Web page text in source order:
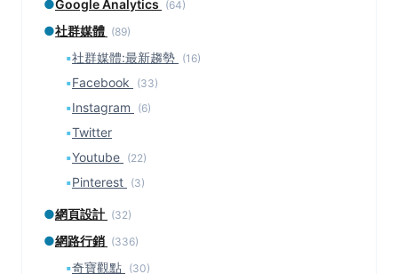
●Google Analytics (64)
●社群媒體 (89)
▪社群媒體:最新趨勢 (16)
▪Facebook (33)
▪Instagram (6)
▪Twitter
▪Youtube (22)
▪Pinterest (3)
●網頁設計 (32)
●網路行銷 (336)
▪奇寶觀點 (30)